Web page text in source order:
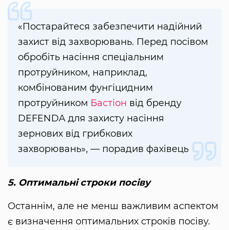
«Постарайтеся забезпечити надійний
захист від захворювань. Перед посівом
обробіть насіння спеціальним
протруйником, наприклад,
комбінованим фунгіцидним
протруйником Бастіон від бренду
DEFENDA для захисту насіння
зернових від грибкових
захворювань», — порадив фахівець
5. Оптимальні строки посіву
Останнім, але не менш важливим аспектом
є визначення оптимальних строків посіву.